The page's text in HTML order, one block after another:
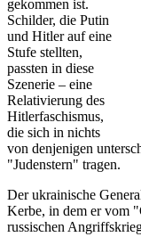
gekommen ist.
Schilder, die Putin
und Hitler auf eine
Stufe stellten,
passten in diese
Szenerie – eine
Relativierung des
Hitlerfaschismus,
die sich in nichts
von denjenigen
"Judenstern" tragen.
Der ukrainische
Kerbe, in dem er vom
russischen